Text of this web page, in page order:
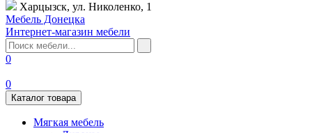
Харцызск, ул. Николенко, 1
Мебель Донецка
Интернет-магазин мебели
0
0
Каталог товара
Мягкая мебель